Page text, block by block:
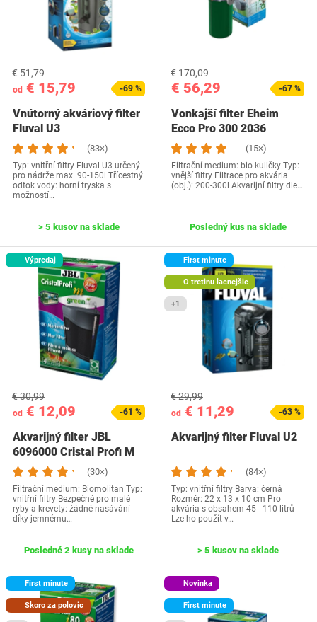
od € 15,79
€ 51,79
-69 %
Vnútorný akváriový filter
Fluval U3
(83×)
Typ: vnitřní filtry Fluval U3 určený
pro nádrže max. 90-150l Třícestný
odtok vody: horní tryska s
možností…
> 5 kusov na sklade
€ 56,29
€ 170,09
-67 %
Vonkajší filter Eheim
Ecco Pro 300 2036
(15×)
Filtrační medium: bio kuličky Typ:
vnější filtry Filtrace pro akvária
(obj.): 200-300l Akvarijní filtry dle…
Posledný kus na sklade
Výpredaj
od € 12,09
€ 30,99
-61 %
Akvarijný filter JBL
6096000 Cristal Profi M
(30×)
Filtrační medium: Biomolitan Typ:
vnitřní filtry Bezpečné pro malé
ryby a krevety: žádné nasávání
díky jemnému…
Posledné 2 kusy na sklade
First minute
O tretinu lacnejšie
+1
od € 11,29
€ 29,99
-63 %
Akvarijný filter Fluval U2
(84×)
Typ: vnitřní filtry Barva: černá
Rozměr: 22 x 13 x 10 cm Pro
akvária s obsahem 45 - 110 litrů
Lze ho použít v…
> 5 kusov na sklade
First minute
Skoro za polovic
Novinka
First minute